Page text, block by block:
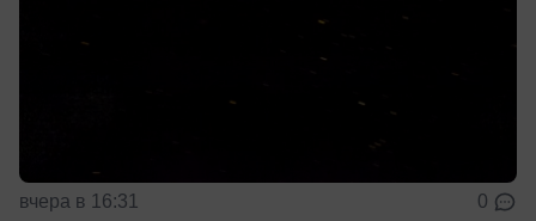
вчера в 16:31 0